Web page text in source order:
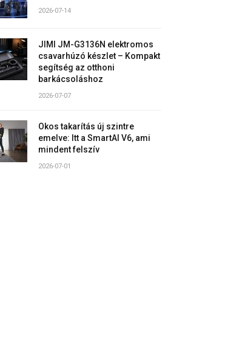
2026-07-14
JIMI JM-G3136N elektromos
csavarhúzó készlet – Kompakt
segítség az otthoni
barkácsoláshoz
2026-07-07
Okos takarítás új szintre
emelve: Itt a SmartAI V6, ami
mindent felszív
2026-07-01